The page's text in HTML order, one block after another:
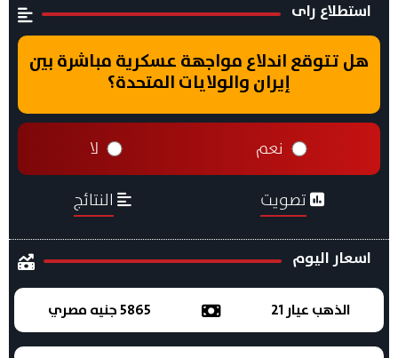
استطلاع راى
هل تتوقع اندلاع مواجهة عسكرية مباشرة بين
إيران والولايات المتحدة؟
نعم لا
تصويت النتائج
اسعار اليوم
الذهب عيار 21 5865 جنيه مصري